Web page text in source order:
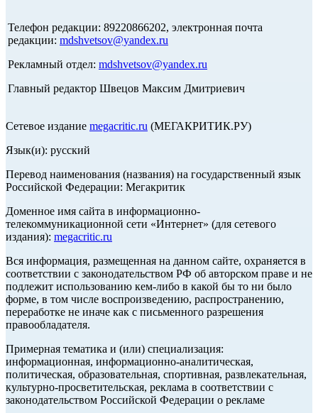
Телефон редакции: 89220866202, электронная почта
редакции: mdshvetsov@yandex.ru
Рекламный отдел: mdshvetsov@yandex.ru
Главный редактор Швецов Максим Дмитриевич
Сетевое издание megacritic.ru (МЕГАКРИТИК.РУ)
Язык(и): русский
Перевод наименования (названия) на государственный язык
Российской Федерации: Мегакритик
Доменное имя сайта в информационно-
телекоммуникационной сети «Интернет» (для сетевого
издания): megacritic.ru
Вся информация, размещенная на данном сайте, охраняется в
соответствии с законодательством РФ об авторском праве и не
подлежит использованию кем-либо в какой бы то ни было
форме, в том числе воспроизведению, распространению,
переработке не иначе как с письменного разрешения
правообладателя.
Примерная тематика и (или) специализация:
информационная, информационно-аналитическая,
политическая, образовательная, спортивная, развлекательная,
культурно-просветительская, реклама в соответствии с
законодательством Российской Федерации о рекламе